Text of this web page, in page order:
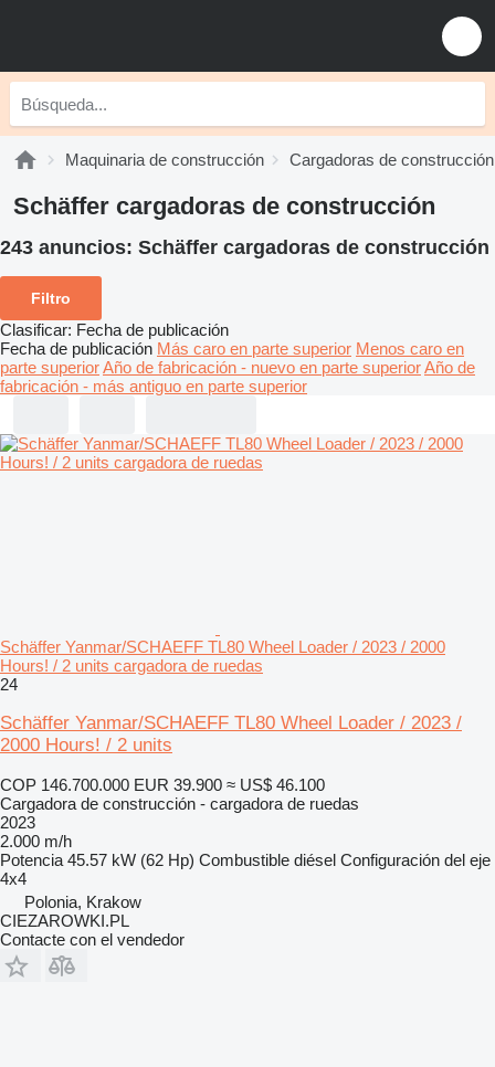
Maquinaria de construcción Cargadoras de construcción
Schäffer cargadoras de construcción
243 anuncios: Schäffer cargadoras de construcción
Filtro
Clasificar: Fecha de publicación
Fecha de publicación Más caro en parte superior Menos caro en
parte superiorAño de fabricación - nuevo en parte superiorAño de
fabricación - más antiguo en parte superior
Schäffer Yanmar/SCHAEFF TL80 Wheel Loader / 2023 / 2000
Hours! / 2 units cargadora de ruedas
24
Schäffer Yanmar/SCHAEFF TL80 Wheel Loader / 2023 /
2000 Hours! / 2 units
COP 146.700.000 EUR 39.900 ≈ US$ 46.100
Cargadora de construcción - cargadora de ruedas
2023
2.000 m/h
Potencia 45.57 kW (62 Hp) Combustible diésel Configuración del eje
4x4
Polonia, Krakow
CIEZAROWKI.PL
Contacte con el vendedor